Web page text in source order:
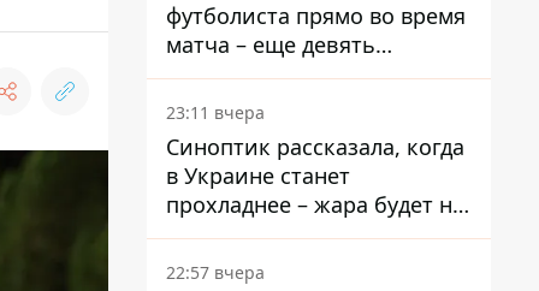
футболиста прямо во время
матча – еще девять
пострадали
23:11 вчера
Синоптик рассказала, когда
в Украине станет
прохладнее – жара будет не
долго
22:57 вчера